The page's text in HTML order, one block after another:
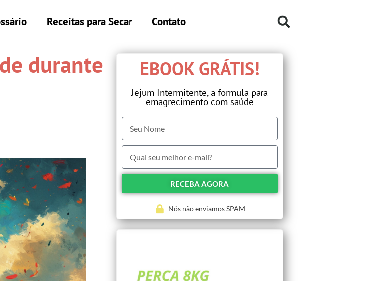
Receitas para Secar Contato
durante EBOOK GRÁTIS!​
Jejum Intermitente, a formula para
emagrecimento com saúde​
RECEBA AGORA
Nós não enviamos SPAM